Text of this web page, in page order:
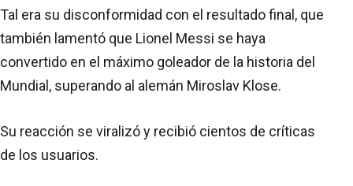
Tal era su disconformidad con el resultado final, que
también lamentó que Lionel Messi se haya
convertido en el máximo goleador de la historia del
Mundial, superando al alemán Miroslav Klose.
Su reacción se viralizó y recibió cientos de críticas
de los usuarios.